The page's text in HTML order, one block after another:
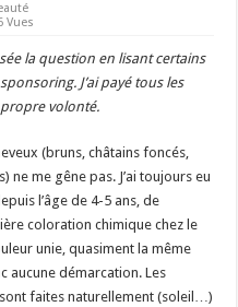
Vues
la question en lisant certains
J’ai payé tous les
volonté.
(bruns, châtains foncés,
ne me gêne pas. J’ai toujours eu
l’âge de 4-5 ans, de
coloration chimique chez le
unie, quasiment la même
aucune démarcation. Les
faites naturellement (soleil…)